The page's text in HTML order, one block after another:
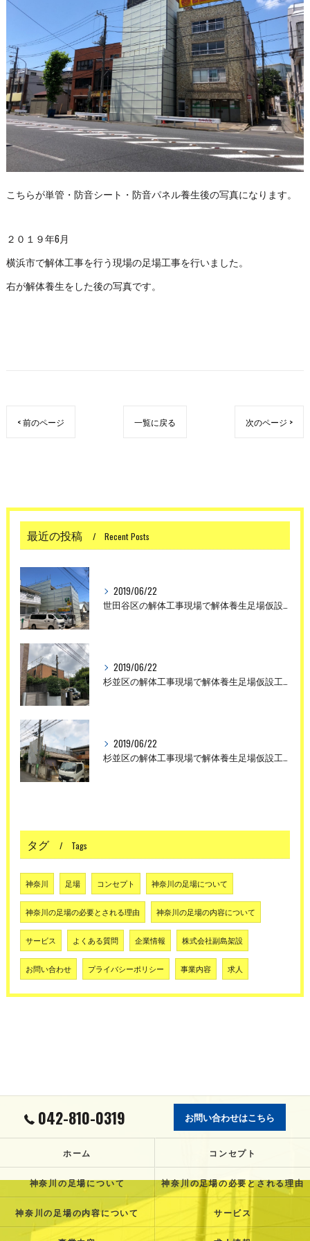
こちらが単管・防音シート・防音パネル養生後の写真になります。
２０１９年6月
横浜市で解体工事を行う現場の足場工事を行いました。
右が解体養生をした後の写真です。
< 前のページ 一覧に戻る 次のページ >
最近の投稿 Recent Posts
2019/06/22
世田谷区の解体工事現場で解体養生足場仮設工事を行いました。
2019/06/22
杉並区の解体工事現場で解体養生足場仮設工事を行いました。
2019/06/22
杉並区の解体工事現場で解体養生足場仮設工事を行いました。
タグ Tags
神奈川 足場 コンセプト 神奈川の足場について
神奈川の足場の必要とされる理由 神奈川の足場の内容について
サービス よくある質問 企業情報 株式会社副島架設
お問い合わせ プライバシーポリシー 事業内容 求人
042-810-0319 お問い合わせはこちら
ホーム コンセプト
神奈川の足場について 神奈川の足場の必要とされる理由
神奈川の足場の内容について サービス